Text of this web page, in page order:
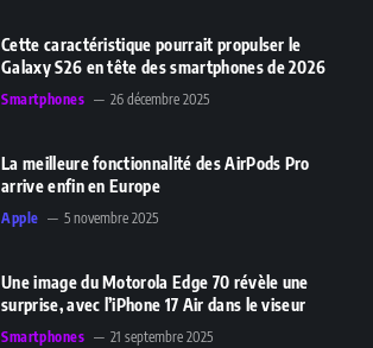
Cette caractéristique pourrait propulser le
Galaxy S26 en tête des smartphones de 2026
Smartphones 26 décembre 2025
La meilleure fonctionnalité des AirPods Pro
arrive enfin en Europe
Apple 5 novembre 2025
Une image du Motorola Edge 70 révèle une
surprise, avec l’iPhone 17 Air dans le viseur
Smartphones 21 septembre 2025